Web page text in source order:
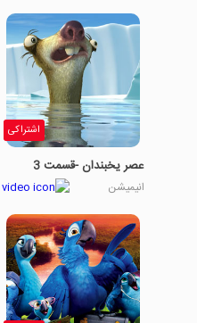
اشتراکی
عصر یخبندان -قسمت 3
انیمیشن